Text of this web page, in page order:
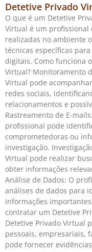
Detetive Privado
O que é um Detetive
Virtual é um profissional
realizadas no ambiente
técnicas específicas
digitais. Como funciona
Virtual? Monitoramento
Virtual pode
redes sociais,
relacionamentos e
Rastreamento de E-
profissional pode
comprometedoras ou
investigação.
Virtual pode realizar
obter informações
Análise de Dados: O
análises de dados para
informações
contratar um Detetive
Detetive Privado Virtual
pessoais, empresariais,
pode fornecer